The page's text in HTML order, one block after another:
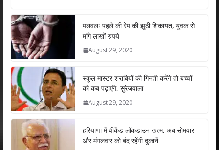
at
s
A
p
p
e
b
o
k
er e
dI
n
l e
पलवलः पहले की रेप की झूठी शिकायत, युवक से
मांगे लाखों रुपये
August 29, 2020
स्कूल मास्टर शराबियों की गिनती करेंगे तो बच्चों
को कब पढ़ाएंगे, सुरेजवाला
August 29, 2020
हरियाणा में वीकेंड लॉकडाउन खत्म, अब सोमवार
और मंगलवार को बंद रहेंगी दुकानें